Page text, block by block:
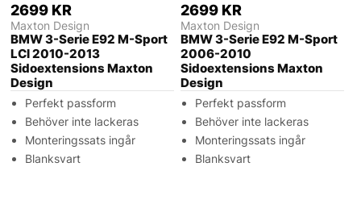
2699 KR
Maxton Design
BMW 3-Serie E92 M-Sport
LCI 2010-2013
Sidoextensions Maxton
Design
Perfekt passform
Behöver inte lackeras
Monteringssats ingår
Blanksvart
2699 KR
Maxton Design
BMW 3-Serie E92 M-Sport
2006-2010
Sidoextensions Maxton
Design
Perfekt passform
Behöver inte lackeras
Monteringssats ingår
Blanksvart